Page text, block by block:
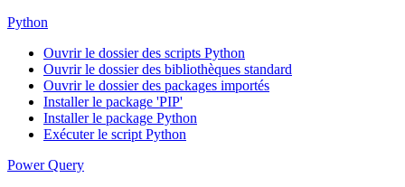
Python
Ouvrir le dossier des scripts Python
Ouvrir le dossier des bibliothèques standard
Ouvrir le dossier des packages importés
Installer le package 'PIP'
Installer le package Python
Exécuter le script Python
Power Query